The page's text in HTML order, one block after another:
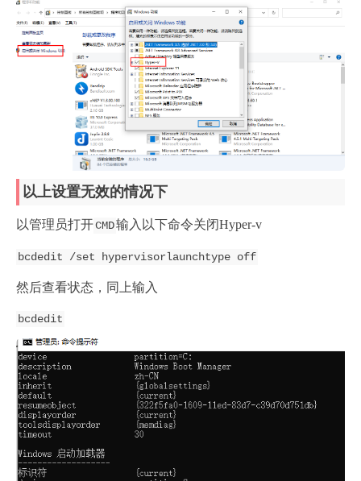
以上设置无效的情况下
以管理员打开CMD输入以下命令关闭Hyper-v
bcdedit /set hypervisorlaunchtype off
然后查看状态，同上输入
bcdedit